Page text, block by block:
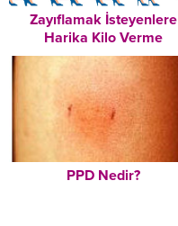
Zayıflamak İsteyenlere
Harika Kilo Verme
Tavsiyeleri – Mutlaka
Okuyun!
PPD Nedir?